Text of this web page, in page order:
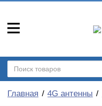
Главная 4G антенны